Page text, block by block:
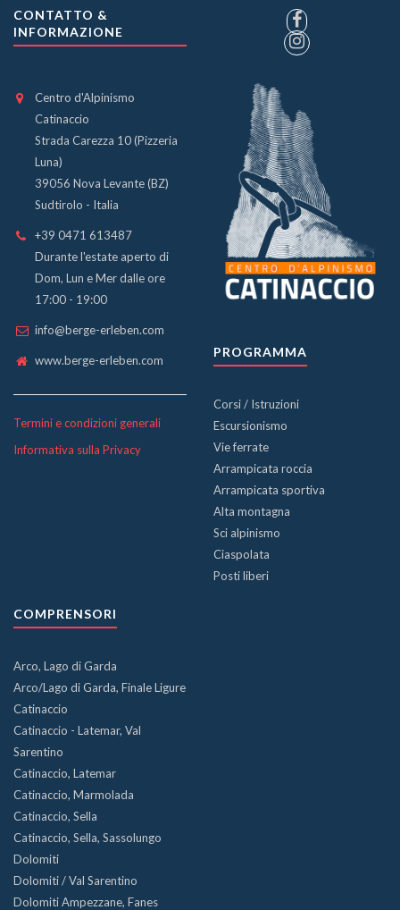
CONTATTO &
INFORMAZIONE
Centro d'Alpinismo
Catinaccio
Strada Carezza 10 (Pizzeria
Luna)
39056 Nova Levante (BZ)
Sudtirolo - Italia
+39 0471 613487
Durante l'estate aperto di
Dom, Lun e Mer dalle ore
17:00 - 19:00
info@berge-erleben.com
www.berge-erleben.com
Termini e condizioni generali
Informativa sulla Privacy
PROGRAMMA
Corsi / Istruzioni
Escursionismo
Vie ferrate
Arrampicata roccia
Arrampicata sportiva
Alta montagna
Sci alpinismo
Ciaspolata
Posti liberi
COMPRENSORI
Arco, Lago di Garda
Arco/Lago di Garda, Finale Ligure
Catinaccio
Catinaccio - Latemar, Val
Sarentino
Catinaccio, Latemar
Catinaccio, Marmolada
Catinaccio, Sella
Catinaccio, Sella, Sassolungo
Dolomiti
Dolomiti / Val Sarentino
Dolomiti Ampezzane, Fanes